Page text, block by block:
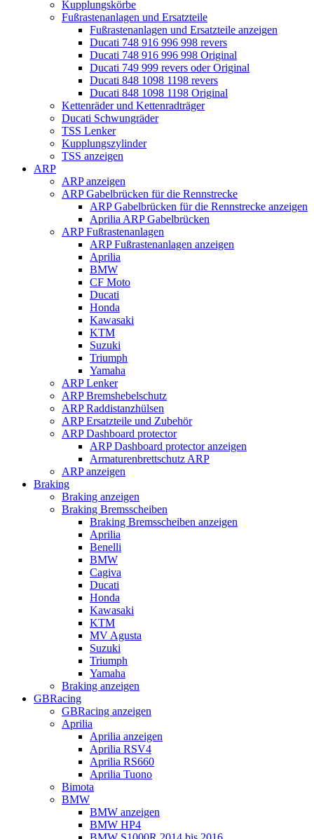
Kupplungskörbe
Fußrastenanlagen und Ersatzteile
Fußrastenanlagen und Ersatzteile anzeigen
Ducati 748 916 996 998 revers
Ducati 748 916 996 998 Original
Ducati 749 999 revers oder Original
Ducati 848 1098 1198 revers
Ducati 848 1098 1198 Original
Kettenräder und Kettenradträger
Ducati Schwungräder
TSS Lenker
Kupplungszylinder
TSS anzeigen
ARP
ARP anzeigen
ARP Gabelbrücken für die Rennstrecke
ARP Gabelbrücken für die Rennstrecke anzeigen
Aprilia ARP Gabelbrücken
ARP Fußrastenanlagen
ARP Fußrastenanlagen anzeigen
Aprilia
BMW
CF Moto
Ducati
Honda
Kawasaki
KTM
Suzuki
Triumph
Yamaha
ARP Lenker
ARP Bremshebelschutz
ARP Raddistanzhülsen
ARP Ersatzteile und Zubehör
ARP Dashboard protector
ARP Dashboard protector anzeigen
Armaturenbrettschutz ARP
ARP anzeigen
Braking
Braking anzeigen
Braking Bremsscheiben
Braking Bremsscheiben anzeigen
Aprilia
Benelli
BMW
Cagiva
Ducati
Honda
Kawasaki
KTM
MV Agusta
Suzuki
Triumph
Yamaha
Braking anzeigen
GBRacing
GBRacing anzeigen
Aprilia
Aprilia anzeigen
Aprilia RSV4
Aprilia RS660
Aprilia Tuono
Bimota
BMW
BMW anzeigen
BMW HP4